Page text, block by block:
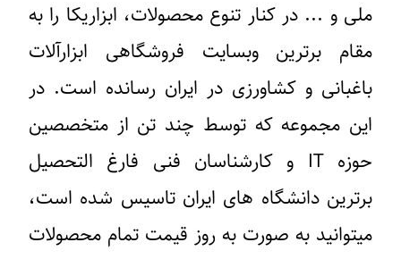
ملی و ... در کنار تنوع محصولات، ابزاریکا را به
مقام برترین وبسایت فروشگاهی ابزارآلات
باغبانی و کشاورزی در ایران رسانده است. در
این مجموعه که توسط چند تن از متخصصین
حوزه IT و کارشناسان فنی فارغ التحصیل
برترین دانشگاه های ایران تاسیس شده است،
میتوانید به صورت به روز قیمت تمام محصولات